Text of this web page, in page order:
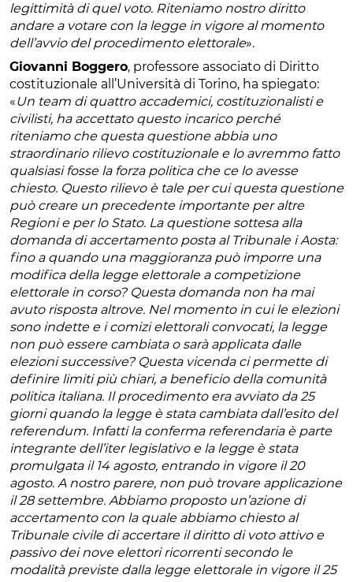
legittimità di quel voto. Riteniamo nostro diritto
andare a votare con la legge in vigore al momento
dell’avvio del procedimento elettorale».
Giovanni Boggero, professore associato di Diritto
costituzionale all’Università di Torino, ha spiegato:
«Un team di quattro accademici, costituzionalisti e
civilisti, ha accettato questo incarico perché
riteniamo che questa questione abbia uno
straordinario rilievo costituzionale e lo avremmo fatto
qualsiasi fosse la forza politica che ce lo avesse
chiesto. Questo rilievo è tale per cui questa questione
può creare un precedente importante per altre
Regioni e per lo Stato. La questione sottesa alla
domanda di accertamento posta al Tribunale i Aosta:
fino a quando una maggioranza può imporre una
modifica della legge elettorale a competizione
elettorale in corso? Questa domanda non ha mai
avuto risposta altrove. Nel momento in cui le elezioni
sono indette e i comizi elettorali convocati, la legge
non può essere cambiata o sarà applicata dalle
elezioni successive? Questa vicenda ci permette di
definire limiti più chiari, a beneficio della comunità
politica italiana. Il procedimento era avviato da 25
giorni quando la legge è stata cambiata dall’esito del
referendum. Infatti la conferma referendaria è parte
integrante dell’iter legislativo e la legge è stata
promulgata il 14 agosto, entrando in vigore il 20
agosto. A nostro parere, non può trovare applicazione
il 28 settembre. Abbiamo proposto un’azione di
accertamento con la quale abbiamo chiesto al
Tribunale civile di accertare il diritto di voto attivo e
passivo dei nove elettori ricorrenti secondo le
modalità previste dalla legge elettorale in vigore il 25